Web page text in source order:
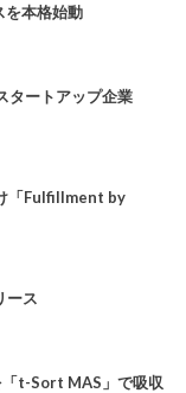
を本格始動
タートアップ企業
「Fulfillment by
ース
「t-Sort MAS」で吸収